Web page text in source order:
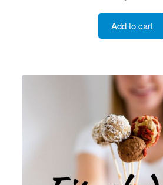
Add to cart